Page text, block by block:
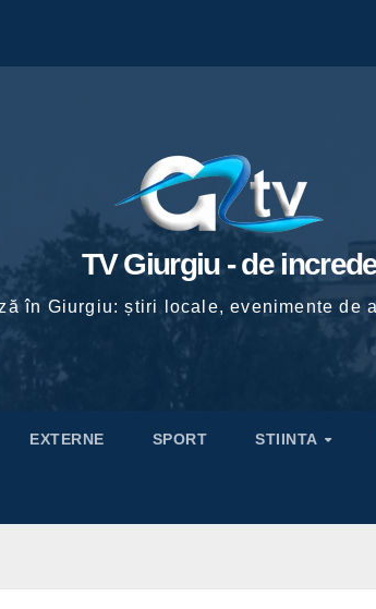
TV Giurgiu - de
în Giurgiu: știri locale, evenimente de
EXTERNE SPORT STIINTA